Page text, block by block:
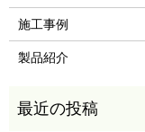
施工事例
製品紹介